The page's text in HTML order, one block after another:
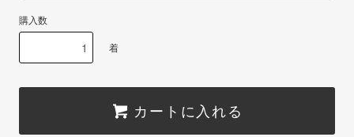
購入数
着
カートに入れる